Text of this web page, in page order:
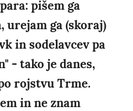
pišem ga
urejam ga (skoraj)
in sodelavcev pa
- tako je danes,
rojstvu Trme.
in ne znam